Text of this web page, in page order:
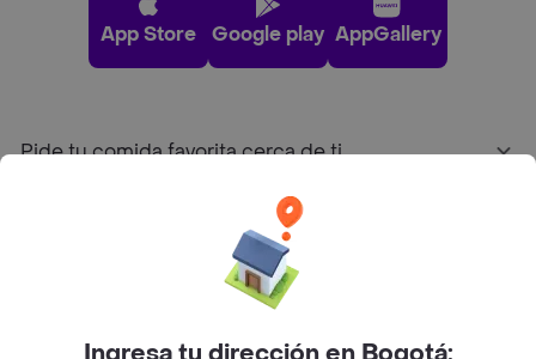
App Store Google play AppGallery
Pide tu comida favorita cerca de ti